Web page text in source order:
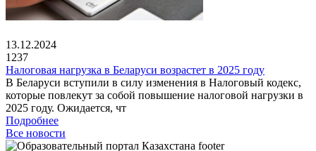
13.12.2024
1237
Налоговая нагрузка в Беларуси возрастет в 2025 году
В Беларуси вступили в силу изменения в Налоговый кодекс,
которые повлекут за собой повышение налоговой нагрузки в
2025 году. Ожидается, чт
Подробнее
Все новости